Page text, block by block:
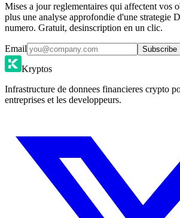
Mises a jour reglementaires qui affectent vos
plus une analyse approfondie d'une strategie
numero. Gratuit, desinscription en un clic.
Email Subscribe
Kryptos
Infrastructure de donnees financieres crypto
entreprises et les developpeurs.